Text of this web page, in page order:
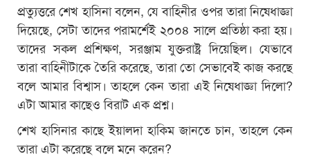
প্রত্যুত্তরে শেখ হাসিনা বলেন, যে বাহিনীর ওপর তারা নিষেধাজ্ঞা
দিয়েছে, সেটা তাদের পরামর্শেই ২০০৪ সালে প্রতিষ্ঠা করা হয়।
তাদের সকল প্রশিক্ষণ, সরঞ্জাম যুক্তরাষ্ট্র দিয়েছিল। যেভাবে
তারা বাহিনীটাকে তৈরি করেছে, তারা তো সেভাবেই কাজ করছে
বলে আমার বিশ্বাস। তাহলে কেন তারা এই নিষেধাজ্ঞা দিলো?
এটা আমার কাছেও বিরাট এক প্রশ্ন।
শেখ হাসিনার কাছে ইয়ালদা হাকিম জানতে চান, তাহলে কেন
তারা এটা করেছে বলে মনে করেন?